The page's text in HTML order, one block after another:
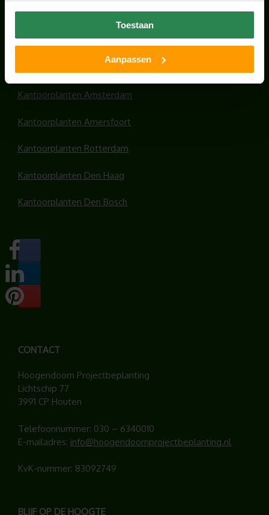
Toestaan
Aanpassen
Office plants
Kantoorplanten Amsterdam
Kantoorplanten Amersfoort
Kantoorplanten Rotterdam
Kantoorplanten Den Haag
Kantoorplanten Den Bosch
CONTACT
Hoogendoorn Projectbeplanting
Lichtschip 77
3991 CP Houten
Telefoonnummer: 030 – 6340010
E-mailadres: info@hoogendoornprojectbeplanting.nl
KvK-nummer: 83092749
BLIJF OP DE HOOGTE